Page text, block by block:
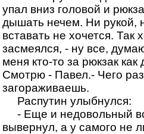
упал вниз головой и
дышать нечем. Ни рукой,
вставать не хочется.
засмеялся, - ну все,
меня кто-то за рюкзак как
Смотрю - Павел.- Чего
загораживаешь.
Распутин улыбнулся:
- Еще и недовольный
вывернул, а у самого не